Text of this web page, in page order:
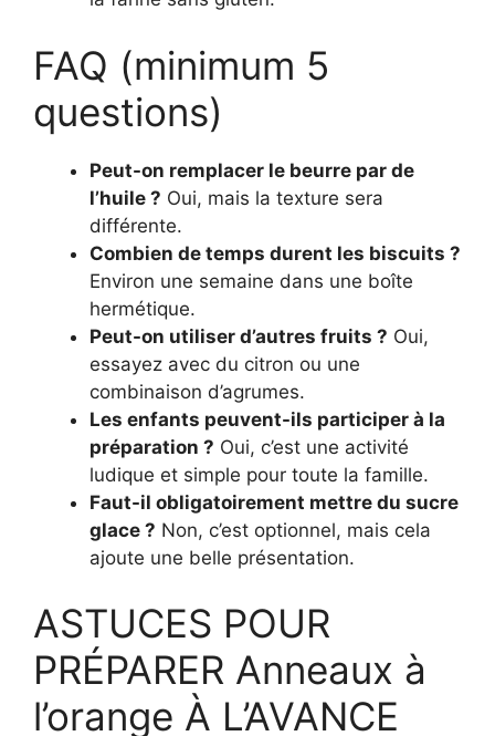
FAQ (minimum 5
questions)
Peut-on remplacer le beurre par de
l’huile ? Oui, mais la texture sera
différente.
Combien de temps durent les biscuits ?
Environ une semaine dans une boîte
hermétique.
Peut-on utiliser d’autres fruits ? Oui,
essayez avec du citron ou une
combinaison d’agrumes.
Les enfants peuvent-ils participer à la
préparation ? Oui, c’est une activité
ludique et simple pour toute la famille.
Faut-il obligatoirement mettre du sucre
glace ? Non, c’est optionnel, mais cela
ajoute une belle présentation.
ASTUCES POUR
PRÉPARER Anneaux à
l’orange À L’AVANCE